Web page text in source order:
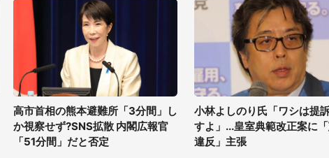
高市首相の熊本避難所「3分間」し
か視察せず?SNS拡散 内閣広報官
「51分間」だと否定
小林よしのり氏「ワシは提
すよ」...皇室典範改正案に
違反」主張